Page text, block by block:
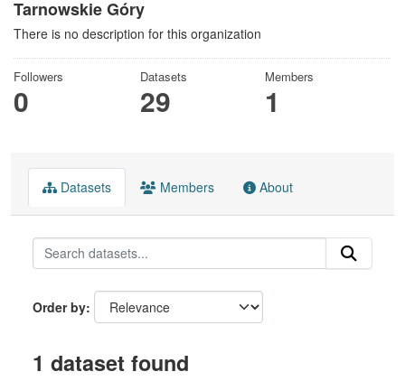
Tarnowskie Góry
There is no description for this organization
Followers
0
Datasets
29
Members
1
Datasets Members About
Order by
1 dataset found